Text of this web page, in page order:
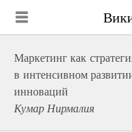
Маркетинг как
в интенсивном
инноваций
Кумар Нирмалия